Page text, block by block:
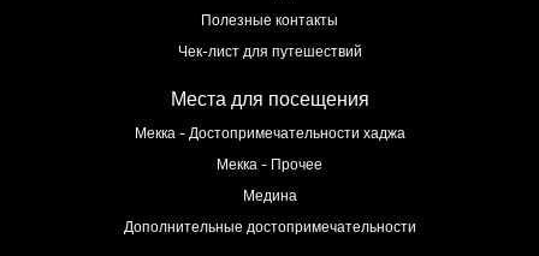
Полезные контакты
Чек-лист для путешествий
Места для посещения
Мекка - Достопримечательности хаджа
Мекка - Прочее
Медина
Дополнительные достопримечательности